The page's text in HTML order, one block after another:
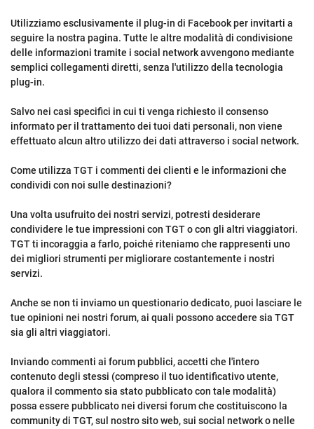
Utilizziamo esclusivamente il plug-in di Facebook per invitarti a
seguire la nostra pagina. Tutte le altre modalità di condivisione
delle informazioni tramite i social network avvengono mediante
semplici collegamenti diretti, senza l'utilizzo della tecnologia
plug-in.
Salvo nei casi specifici in cui ti venga richiesto il consenso
informato per il trattamento dei tuoi dati personali, non viene
effettuato alcun altro utilizzo dei dati attraverso i social network.
Come utilizza TGT i commenti dei clienti e le informazioni che
condividi con noi sulle destinazioni?
Una volta usufruito dei nostri servizi, potresti desiderare
condividere le tue impressioni con TGT o con gli altri viaggiatori.
TGT ti incoraggia a farlo, poiché riteniamo che rappresenti uno
dei migliori strumenti per migliorare costantemente i nostri
servizi.
Anche se non ti inviamo un questionario dedicato, puoi lasciare le
tue opinioni nei nostri forum, ai quali possono accedere sia TGT
sia gli altri viaggiatori.
Inviando commenti ai forum pubblici, accetti che l'intero
contenuto degli stessi (compreso il tuo identificativo utente,
qualora il commento sia stato pubblicato con tale modalità)
possa essere pubblicato nei diversi forum che costituiscono la
community di TGT, sul nostro sito web, sui social network o nelle